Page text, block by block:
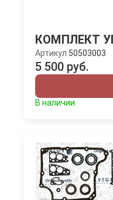
КОМПЛЕКТ
Артикул 50503003
5 500 руб.
В наличии